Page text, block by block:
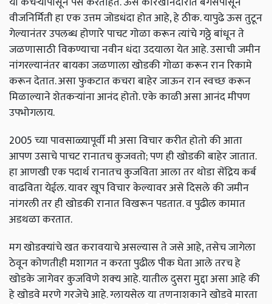
वीजनिर्मिती हा एक उत्तम जोडधंदा होत आहे, हे ठीक. यापुढे ऊस तुटून
गेल्यानंतर उपलब्ध होणारे पाचट गोळा करून त्यांचे गठ्ठे बांधून ते
जळणासाठी विकण्याचा नवीन धंदा उदयाला येत आहे. उसाची जमीन
नांगरल्यानंतर बायका जळणाला खोडकी गोळा करून रान रिकामे
करून देतात. असा फुकटात कचरा बाहेर जाऊन रान स्वच्छ करून
मिळाल्याने शेतकऱ्यांना आनंद होतो. एके काळी असा आनंद मीपण
उपभोगलाय.
2005 च्या पावसाळ्यापूर्वी मी असा विचार करीत होतो की आता
आपण उसाचे पाचट रानातच कुजवतो; पण ही खोडकी बाहेर जातात.
हा आणखी एक पदार्थ रानातच कुजविता आला तर थोडा सेंद्रिय कर्ब
वाढविता येईल. यावर खूप विचार केल्यावर असे दिसले की जमीन
नांगरली तर ही खोडकी रानात विखरून पडतात. व पुढील कामात
अडथळा करतात.
मग खोडक्‍यांचे खत करावयाचे असल्यास ते जसे आहे, तसेच जागेला
ठेवून कोणतीही मशागत न करता पुढील पीक घेता आले तरच हे
खोडके जागेवर कुजविणे शक्‍य आहे. यातील दुसरा मुद्दा असा आहे की
हे खोडवे मरणे गरजेचे आहे. ग्लायसेल या तणनाशकाने खोडवे मारता